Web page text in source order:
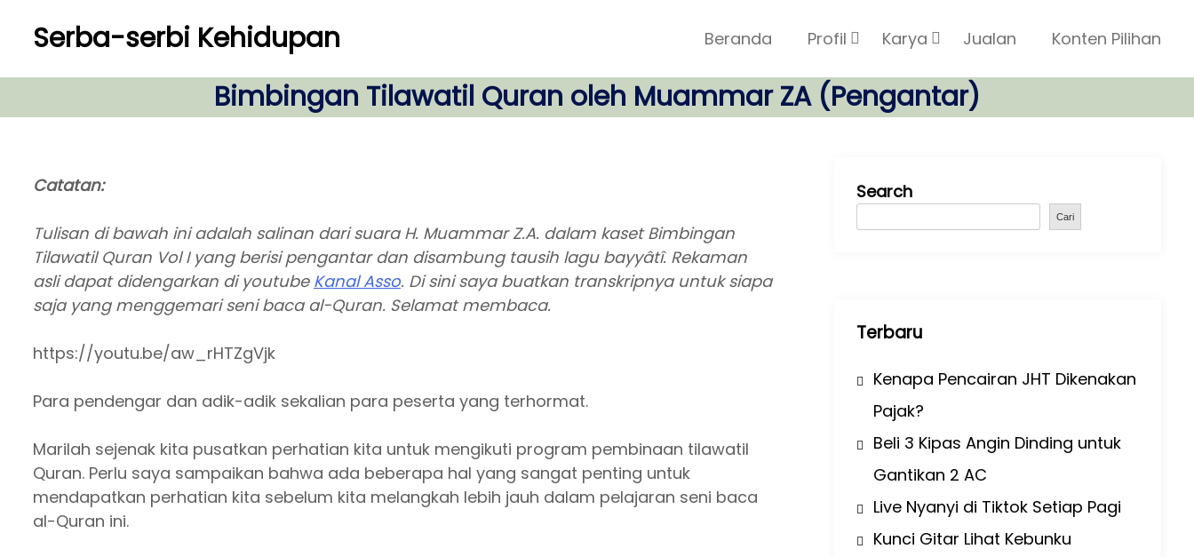
p
Serba-serbi Kehidupan Beranda Profil Karya Jualan Konten Pilihan
Bimbingan Tilawatil Quran oleh Muammar ZA (Pengantar)
Catatan:
Tulisan di bawah ini adalah salinan dari suara H. Muammar Z.A. dalam kaset Bimbingan
Tilawatil Quran Vol I yang berisi pengantar dan disambung tausih lagu bayyâtî. Rekaman
asli dapat didengarkan di youtube Kanal Asso. Di sini saya buatkan transkripnya untuk siapa
saja yang menggemari seni baca al-Quran. Selamat membaca.
https://youtu.be/aw_rHTZgVjk
Para pendengar dan adik-adik sekalian para peserta yang terhormat.
Marilah sejenak kita pusatkan perhatian kita untuk mengikuti program pembinaan tilawatil
Quran. Perlu saya sampaikan bahwa ada beberapa hal yang sangat penting untuk
mendapatkan perhatian kita sebelum kita melangkah lebih jauh dalam pelajaran seni baca
al-Quran ini.
Search
Cari
Terbaru
Kenapa Pencairan JHT Dikenakan
Pajak?
Beli 3 Kipas Angin Dinding untuk
Gantikan 2 AC
Live Nyanyi di Tiktok Setiap Pagi
Kunci Gitar Lihat Kebunku